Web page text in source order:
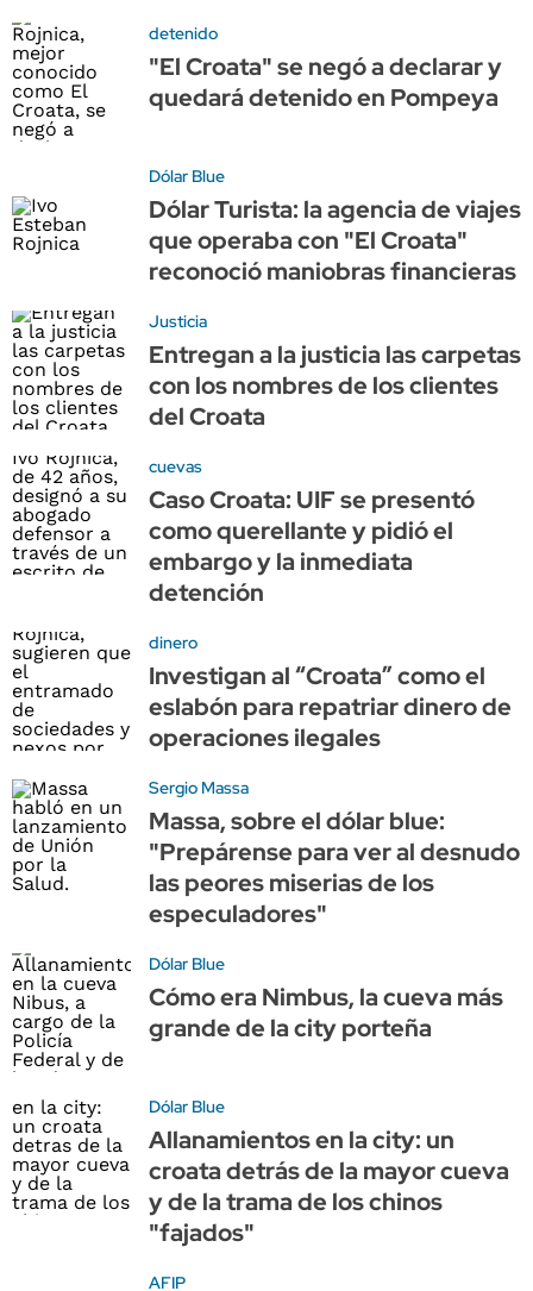
detenido
"El Croata" se negó a declarar y
quedará detenido en Pompeya
Dólar Blue
Dólar Turista: la agencia de viajes
que operaba con "El Croata"
reconoció maniobras financieras
Justicia
Entregan a la justicia las carpetas
con los nombres de los clientes
del Croata
cuevas
Caso Croata: UIF se presentó
como querellante y pidió el
embargo y la inmediata
detención
dinero
Investigan al “Croata” como el
eslabón para repatriar dinero de
operaciones ilegales
Sergio Massa
Massa, sobre el dólar blue:
"Prepárense para ver al desnudo
las peores miserias de los
especuladores"
Dólar Blue
Cómo era Nimbus, la cueva más
grande de la city porteña
Dólar Blue
Allanamientos en la city: un
croata detrás de la mayor cueva
y de la trama de los chinos
"fajados"
AFIP